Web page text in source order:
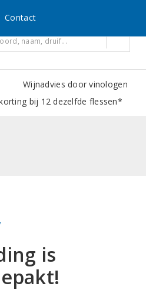
Wijnadvies door vinologen
bij 12 dezelfde flessen*
Contact
is